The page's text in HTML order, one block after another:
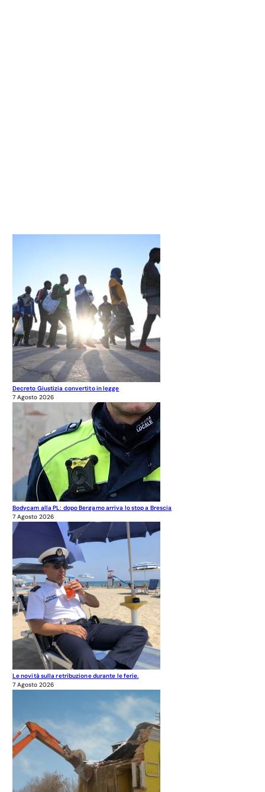
Decreto Giustizia convertito in legge
7 Agosto 2026
Bodycam alla PL: dopo Bergamo arriva lo stop a Brescia
7 Agosto 2026
Le novità sulla retribuzione durante le ferie.
7 Agosto 2026